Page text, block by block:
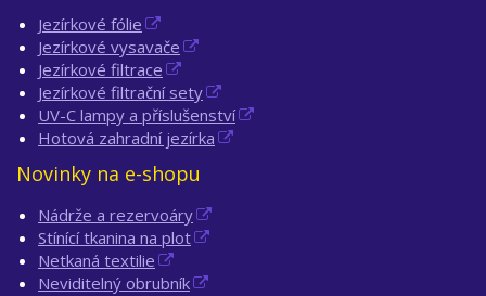
Jezírkové fólie
Jezírkové vysavače
Jezírkové filtrace
Jezírkové filtrační sety
UV-C lampy a příslušenství
Hotová zahradní jezírka
Novinky na e-shopu
Nádrže a rezervoáry
Stínící tkanina na plot
Netkaná textilie
Neviditelný obrubník